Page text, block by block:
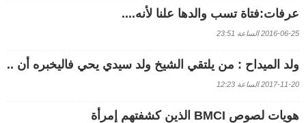
عرفات:فتاة تسب والدها علنا لأنه....
2016-06-25 الساعة 23:51
ولد الميداح : من يلتقي الشيخ ولد سيدي يحي فاليخبره أن ..
2017-11-20 الساعة 12:23
هويات لصوص BMCI الذين كشفتهم إمرأة